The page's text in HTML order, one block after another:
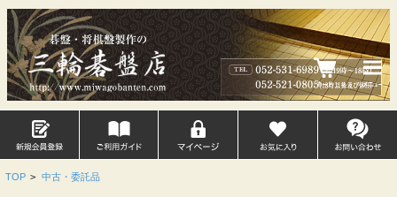
TOP > 中古・委託品